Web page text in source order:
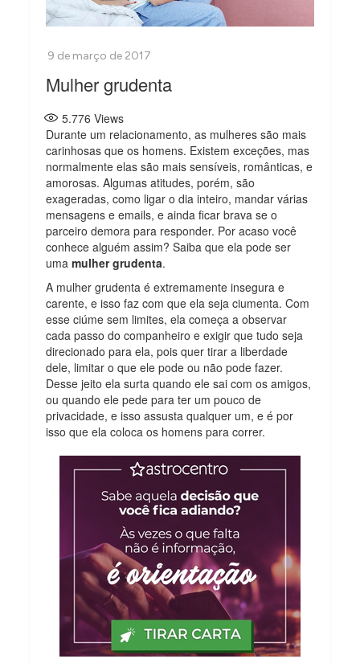
Mulher grudenta
5.776 Views
Durante um relacionamento, as mulheres são mais
carinhosas que os homens. Existem exceções, mas
normalmente elas são mais sensíveis, românticas, e
amorosas. Algumas atitudes, porém, são
exageradas, como ligar o dia inteiro, mandar várias
mensagens e emails, e ainda ficar brava se o
parceiro demora para responder. Por acaso você
conhece alguém assim? Saiba que ela pode ser
umamulher grudenta.
A mulher grudenta é extremamente insegura e
carente, e isso faz com que ela seja ciumenta. Com
esse ciúme sem limites, ela começa a observar
cada passo do companheiro e exigir que tudo seja
direcionado para ela, pois quer tirar a liberdade
dele, limitar o que ele pode ou não pode fazer.
Desse jeito ela surta quando ele sai com os amigos,
ou quando ele pede para ter um pouco de
privacidade, e isso assusta qualquer um, e é por
isso que ela coloca os homens para correr.